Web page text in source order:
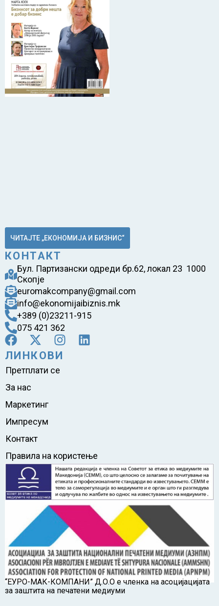
ЧИТАЈТЕ „ЕКОНОМИЈА И БИЗНИС“
КОНТАКТ
Бул. Партизански одреди бр.62, локал 23 1000
Скопје
euromakcompany@gmail.com
info@ekonomijaibiznis.mk
+389 (0)23211-915
075 421 362
ЛИНКОВИ
Претплати се
За нас
Маркетинг
Импресум
Контакт
Правила на користење
“ЕУРО-МАК-КОМПАНИ” Д.О.О е членка на асоцијацијата
за заштита на печатени медиуми